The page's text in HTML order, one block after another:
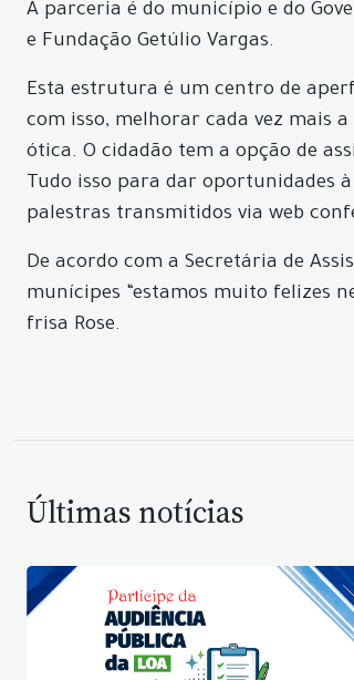
A parceria é do município e do
e Fundação Getúlio Vargas.
Esta estrutura é um centro de
com isso, melhorar cada vez mais
ótica. O cidadão tem a opção de
Tudo isso para dar oportunidades
palestras transmitidos via web
De acordo com a Secretária de
munícipes “estamos muito felizes
frisa Rose.
Últimas notícias